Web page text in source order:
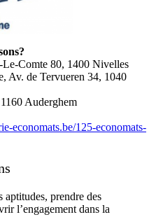
Le-Comte 80, 1400 Nivelles
Av. de Tervueren 34, 1040
Auderghem
economats.be/125-economats-
aptitudes, prendre des
l’engagement dans la